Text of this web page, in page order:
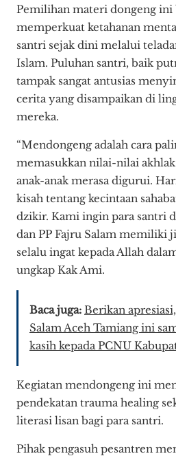
Pemilihan materi dongeng
memperkuat ketahanan
santri sejak dini melalui
Islam. Puluhan santri, baik
tampak sangat antusias
cerita yang disampaikan di
mereka.
“Mendongeng adalah cara
memasukkan nilai-nilai
anak-anak merasa digurui.
kisah tentang kecintaan
dzikir. Kami ingin para santri
dan PP Fajru Salam memiliki
selalu ingat kepada Allah
ungkap Kak Ami.
Baca juga: Berikan
Salam Aceh Tamiang ini
kasih kepada PCNU
Kegiatan mendongeng ini
pendekatan trauma healing
literasi lisan bagi para santri.
Pihak pengasuh pesantren